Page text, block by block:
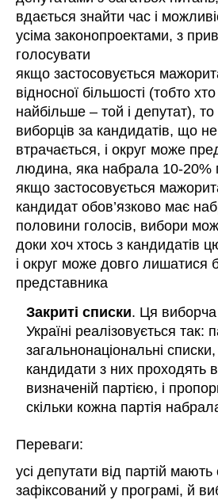
вдається знайти час і
усіма законопроектами, з
голосувати
якщо застосовується
відносної більшості (тобто
найбільше – той і депутат), то
виборців за кандидатів, що
втрачається, і округ може
людина, яка набрала 10-20%
якщо застосовується
кандидат обов’язково має
половини голосів, вибори
доки хоч хтось з кандидатів
і округ може довго лишатися
представника
Закриті списки. Ця
Україні реалізовується так:
загальнонаціональні
кандидати з них проходять в
визначеній партією, і
скільки кожна партія
Переваги:
усі депутати від партій
зафіксований у програмі, й